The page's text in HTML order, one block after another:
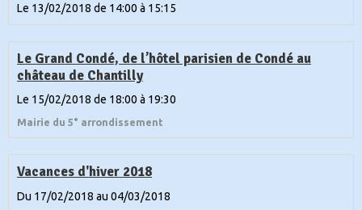
Le 13/02/2018 de 14:00 à 15:15
Le Grand Condé, de l’hôtel parisien de Condé au
château de Chantilly
Le 15/02/2018 de 18:00 à 19:30
Mairie du 5° arrondissement
Vacances d'hiver 2018
Du 17/02/2018 au 04/03/2018